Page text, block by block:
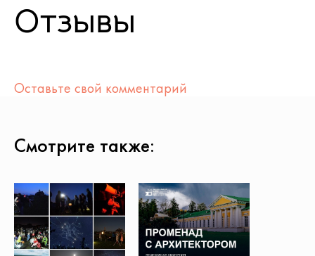
Отзывы
Оставьте свой комментарий
Смотрите также: